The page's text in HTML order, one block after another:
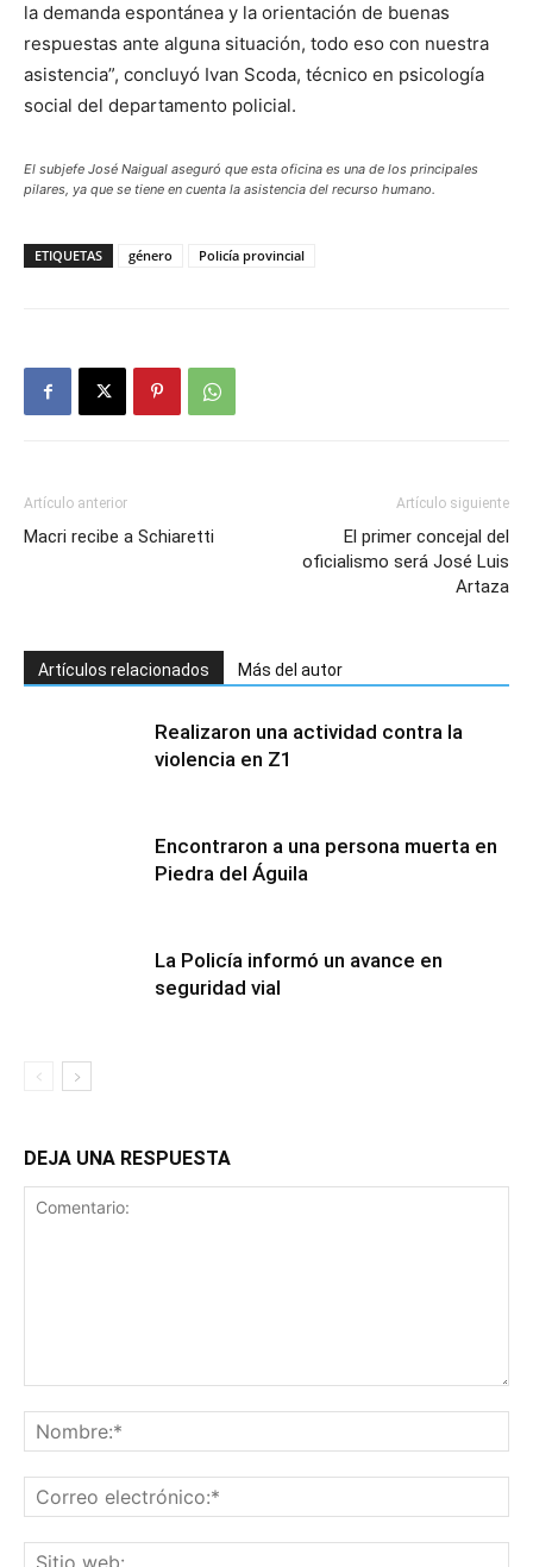
la demanda espontánea y la orientación de buenas
respuestas ante alguna situación, todo eso con nuestra
asistencia”, concluyó Ivan Scoda, técnico en psicología
social del departamento policial.
El subjefe José Naigual aseguró que esta oficina es una de los principales
pilares, ya que se tiene en cuenta la asistencia del recurso humano.
ETIQUETAS género Policía provincial
Artículo anterior
Macri recibe a Schiaretti
Artículo siguiente
El primer concejal del
oficialismo será José Luis
Artaza
Artículos relacionados Más del autor
Realizaron una actividad contra la
violencia en Z1
Encontraron a una persona muerta en
Piedra del Águila
La Policía informó un avance en
seguridad vial
DEJA UNA RESPUESTA